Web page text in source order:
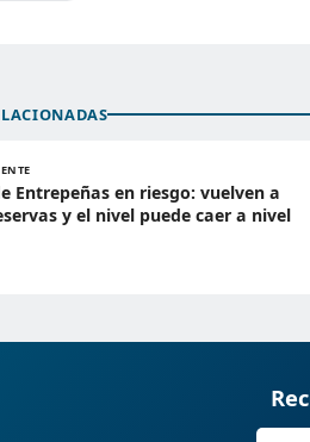
Entrepeñas en riesgo: vuelven a
y el nivel puede caer a nivel